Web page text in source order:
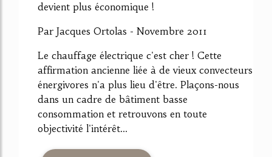
devient plus économique !
Par Jacques Ortolas - Novembre 2011
Le chauffage électrique c'est cher ! Cette
affirmation ancienne liée à de vieux convecteurs
énergivores n'a plus lieu d'être. Plaçons-nous
dans un cadre de bâtiment basse
consommation et retrouvons en toute
objectivité l'intérêt...